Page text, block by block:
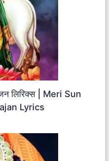
लिरिक्स | Meri Sun
Lyrics